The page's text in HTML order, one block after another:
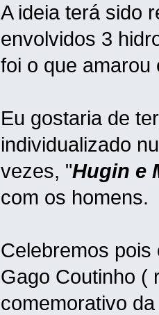
A ideia terá sido
envolvidos 3
foi o que amarou
Eu gostaria de
individualizado
vezes, "Hugin e
com os homens.
Celebremos pois
Gago Coutinho (
comemorativo